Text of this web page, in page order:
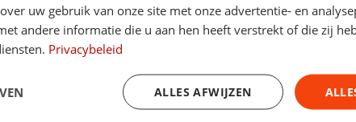
uw gebruik van onze site met onze advertentie- en
andere informatie die u aan hen heeft verstrekt of die zij
Privacybeleid
ALLES AFWIJZEN